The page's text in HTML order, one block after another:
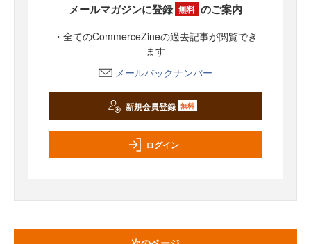
メールマガジンに登録 無料 のご案内
・全てのCommerceZineの過去記事が閲覧でき
ます
メールバックナンバー
新規会員登録 無料
ログイン